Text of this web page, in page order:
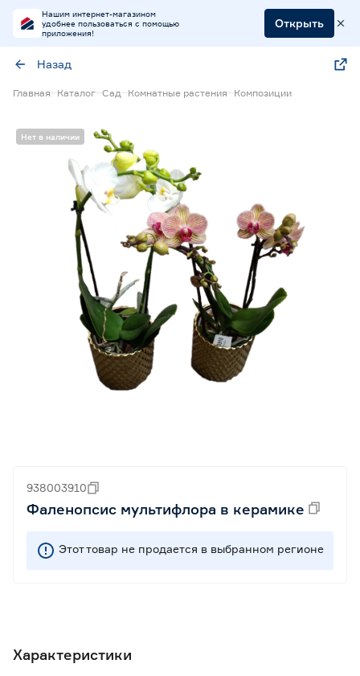
Нашим интернет-магазином
удобнее пользоваться с помощью
приложения!
Открыть
Назад
Главная Каталог Сад Комнатные растения Композиции
Нет в наличии
938003910
Фаленопсис мультифлора в керамике
Этот товар не продается в выбранном регионе
Характеристики